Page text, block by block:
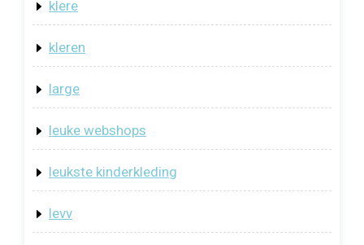
klere
kleren
large
leuke webshops
leukste kinderkleding
levv